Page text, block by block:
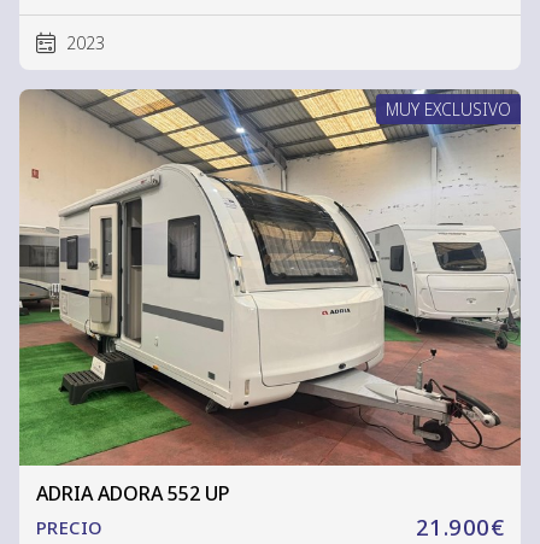
2023
MUY EXCLUSIVO
ADRIA ADORA 552 UP
21.900€
PRECIO